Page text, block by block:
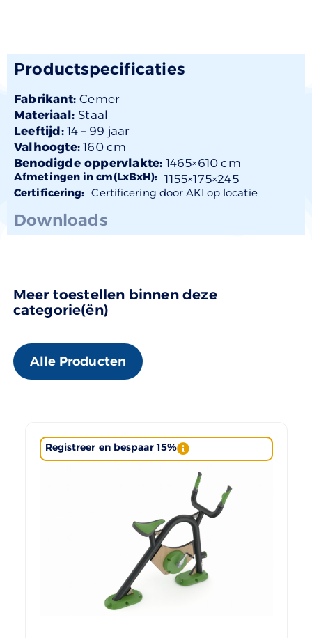
Productspecificaties
Fabrikant:Cemer
Materiaal:Staal
Leeftijd:14 – 99 jaar
Valhoogte: 160 cm
Benodigde oppervlakte: 1465×610 cm
Afmetingen in cm(LxBxH): 1155×175×245
Certificering: Certificering door AKI op locatie
Downloads
Meer toestellen binnen deze
categorie(ën)
Alle Producten
Registreer en bespaar 15%